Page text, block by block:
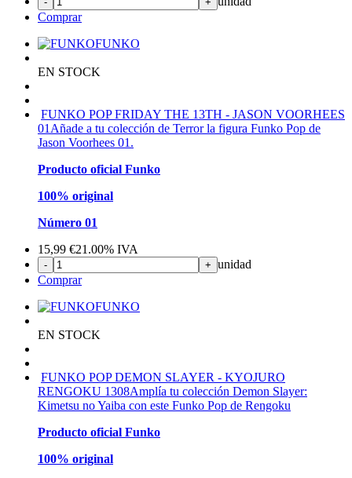
Comprar
FUNKO
EN STOCK
FUNKO POP FRIDAY THE 13TH - JASON VOORHEES
01 Añade a tu colección de Terror la figura Funko Pop de
Jason Voorhees 01.
Producto oficial Funko
100% original
Número 01
15,99 €21.00% IVA
- + unidad
Comprar
FUNKO
EN STOCK
FUNKO POP DEMON SLAYER - KYOJURO
RENGOKU 1308Amplía tu colección Demon Slayer:
Kimetsu no Yaiba con este Funko Pop de Rengoku
Producto oficial Funko
100% original